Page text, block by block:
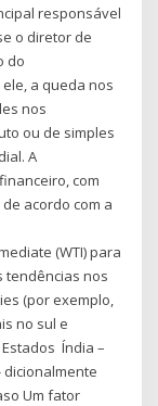
responsável
o diretor de
do
a queda nos
nos
ou de simples
A
com
acordo com a
(WTI) para
tendências nos
(por exemplo,
no sul e
Índia –
Um fator